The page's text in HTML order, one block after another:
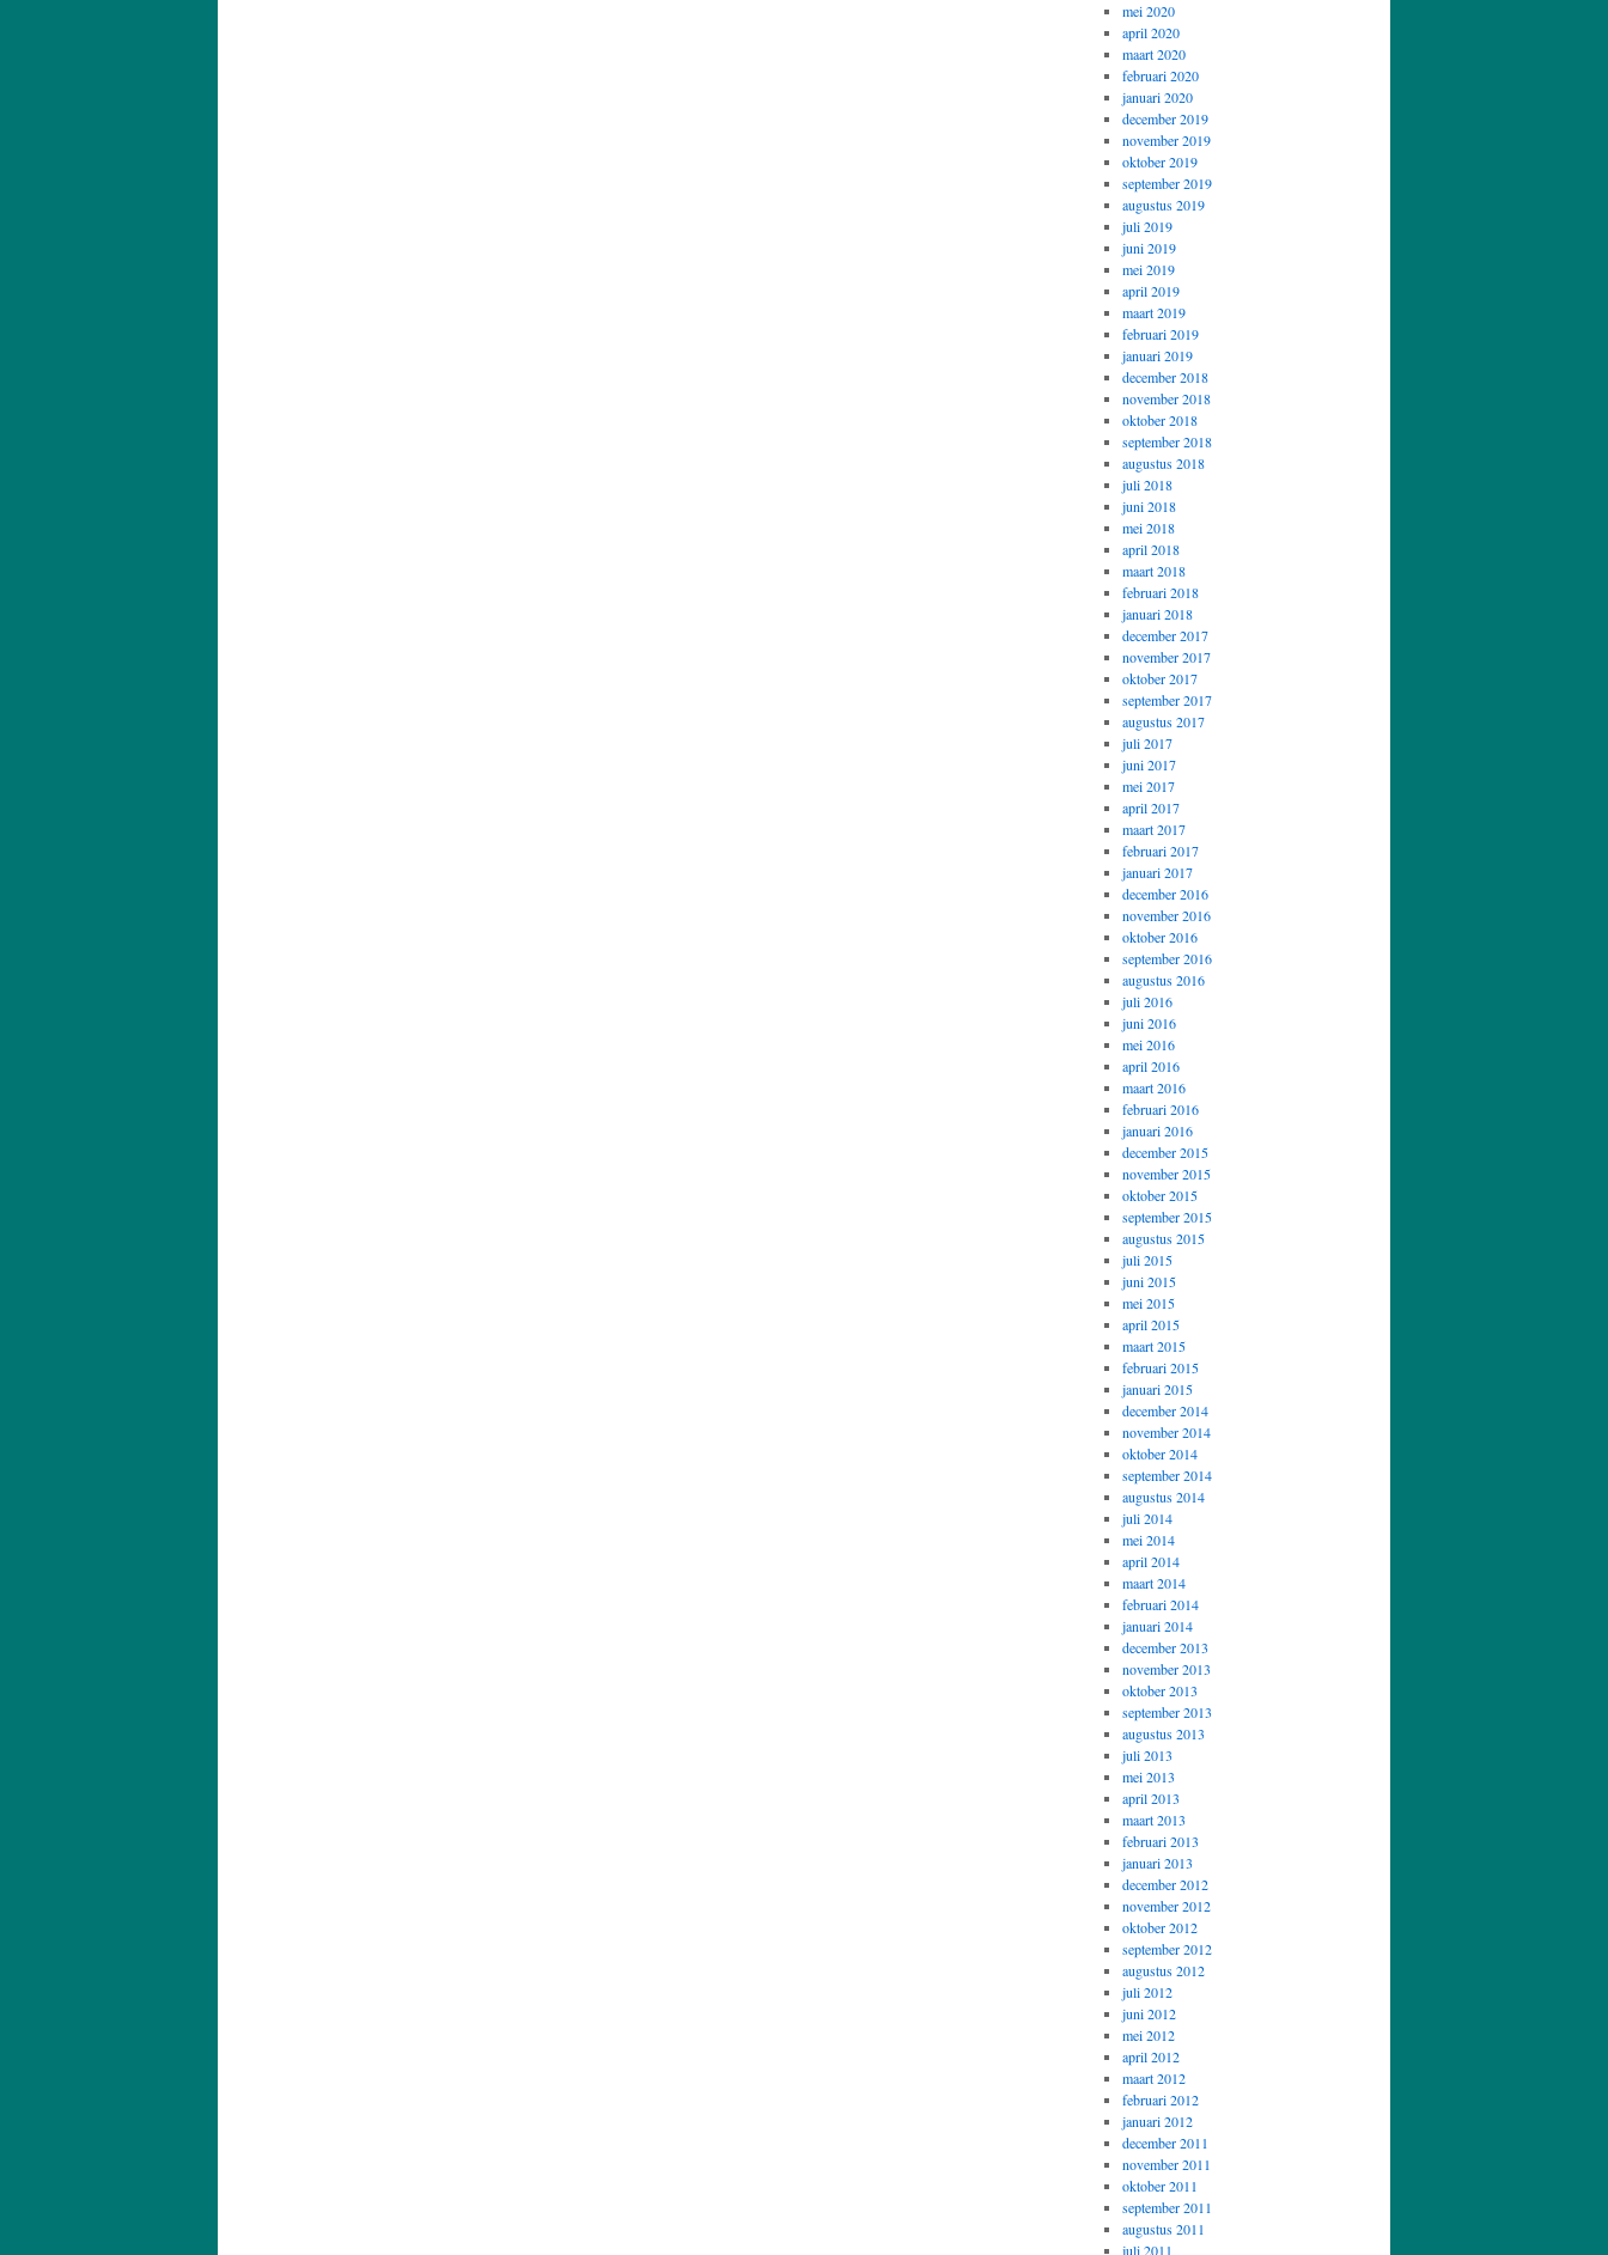
mei 2020
april 2020
maart 2020
februari 2020
januari 2020
december 2019
november 2019
oktober 2019
september 2019
augustus 2019
juli 2019
juni 2019
mei 2019
april 2019
maart 2019
februari 2019
januari 2019
december 2018
november 2018
oktober 2018
september 2018
augustus 2018
juli 2018
juni 2018
mei 2018
april 2018
maart 2018
februari 2018
januari 2018
december 2017
november 2017
oktober 2017
september 2017
augustus 2017
juli 2017
juni 2017
mei 2017
april 2017
maart 2017
februari 2017
januari 2017
december 2016
november 2016
oktober 2016
september 2016
augustus 2016
juli 2016
juni 2016
mei 2016
april 2016
maart 2016
februari 2016
januari 2016
december 2015
november 2015
oktober 2015
september 2015
augustus 2015
juli 2015
juni 2015
mei 2015
april 2015
maart 2015
februari 2015
januari 2015
december 2014
november 2014
oktober 2014
september 2014
augustus 2014
juli 2014
mei 2014
april 2014
maart 2014
februari 2014
januari 2014
december 2013
november 2013
oktober 2013
september 2013
augustus 2013
juli 2013
mei 2013
april 2013
maart 2013
februari 2013
januari 2013
december 2012
november 2012
oktober 2012
september 2012
augustus 2012
juli 2012
juni 2012
mei 2012
april 2012
maart 2012
februari 2012
januari 2012
december 2011
november 2011
oktober 2011
september 2011
augustus 2011
juli 2011